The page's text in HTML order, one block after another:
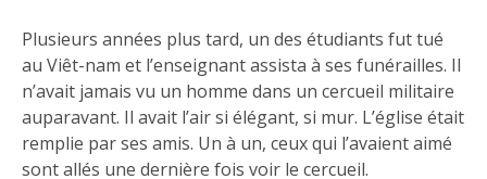
Plusieurs années plus tard, un des étudiants fut tué
au Viêt-nam et l’enseignant assista à ses funérailles. Il
n’avait jamais vu un homme dans un cercueil militaire
auparavant. Il avait l’air si élégant, si mur. L’église était
remplie par ses amis. Un à un, ceux qui l’avaient aimé
sont allés une dernière fois voir le cercueil.